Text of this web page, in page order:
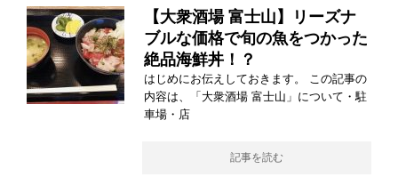
【大衆酒場 富士山】リーズナ
ブルな価格で旬の魚をつかった
絶品海鮮丼！？
はじめにお伝えしておきます。 この記事の
内容は、「大衆酒場 富士山」について・駐
車場・店
記事を読む